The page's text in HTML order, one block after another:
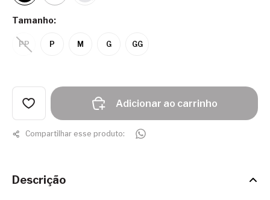
Tamanho:
PP P M G GG
Adicionar ao carrinho
Compartilhar esse produto:
Descrição